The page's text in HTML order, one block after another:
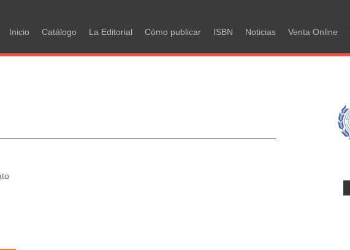
Main
navigation
Inicio Catálogo La Editorial Cómo publicar ISBN Noticias Venta Online